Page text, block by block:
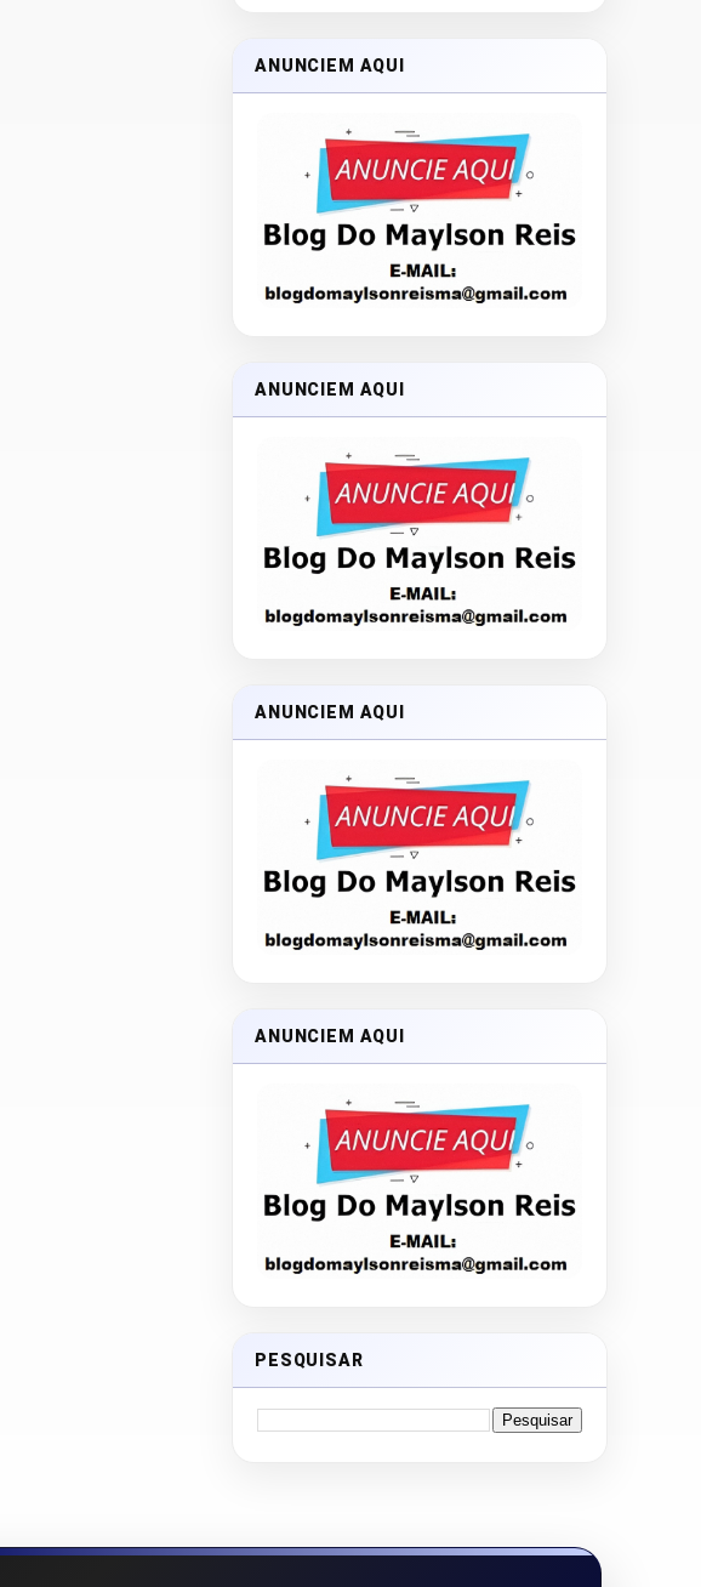
ANUNCIEM AQUI
ANUNCIEM AQUI
ANUNCIEM AQUI
ANUNCIEM AQUI
PESQUISAR